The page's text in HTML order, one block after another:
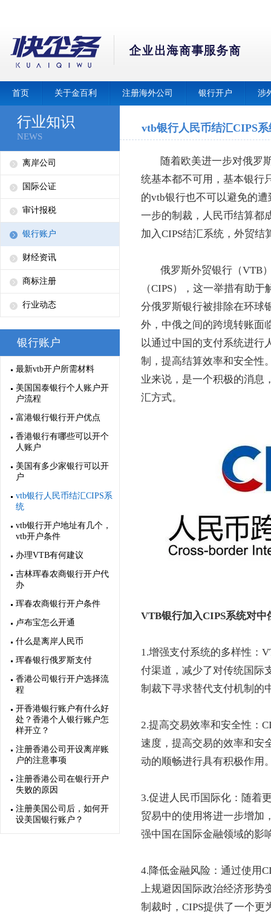
首页 关于金百利 注册海外公司 银行开户 涉
行业知识
NEWS
离岸公司
国际公证
审计报税
银行账户
财经资讯
商标注册
行业动态
银行账户
最新vtb开户所需材料
美国国泰银行个人账户开
户流程
富港银行银行开户优点
香港银行有哪些可以开个
人账户
美国有多少家银行可以开
户
vtb银行人民币结汇CIPS系
统
vtb银行开户地址有几个，
vtb开户条件
办理VTB有何建议
吉林珲春农商银行开户代
办
珲春农商银行开户条件
卢布宝怎么开通
什么是离岸人民币
珲春银行俄罗斯支付
香港公司银行开户选择流
程
开香港银行账户有什么好
处？香港个人银行账户怎
样开立？
注册香港公司开设离岸账
户的注意事项
注册香港公司在银行开户
失败的原因
注册美国公司后，如何开
设美国银行账户？
vtb银行人民币结汇CIPS系
随着欧美进一步对俄罗斯
统基本都不可用，基本银行
的vtb银行也不可以避免的
一步的制裁，人民币结算都
加入CIPS结汇系统，外贸结
俄罗斯外贸银行（VTB）
（CIPS），这一举措有助
分俄罗斯银行被排除在环球
外，中俄之间的跨境转账面
以通过中国的支付系统进行
制，提高结算效率和安全性
业来说，是一个积极的消息
汇方式。
VTB银行加入CIPS系统对
1.增强支付系统的多样性：
付渠道，减少了对传统国际
制裁下寻求替代支付机制的
2.提高交易效率和安全性：
速度，提高交易的效率和安
动的顺畅进行具有积极作用
3.促进人民币国际化：随着
贸易中的使用将进一步增加
强中国在国际金融领域的影
4.降低金融风险：通过使用
上规避因国际政治经济形势
制裁时，CIPS提供了一个